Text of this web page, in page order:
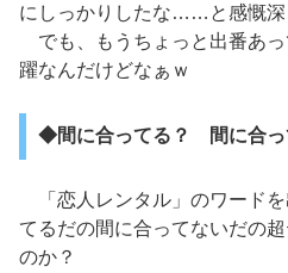
にしっかりしたな……と感慨深
でも、もうちょっと出番あ
躍なんだけどなぁｗ
◆間に合ってる？ 間に合っ
「恋人レンタル」のワード
てるだの間に合ってないだの
のか？